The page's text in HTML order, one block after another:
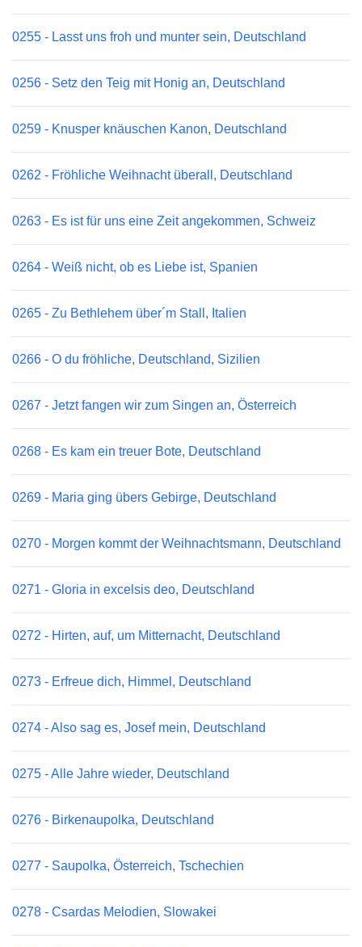
0255 - Lasst uns froh und munter sein, Deutschland
0256 - Setz den Teig mit Honig an, Deutschland
0259 - Knusper knäuschen Kanon, Deutschland
0262 - Fröhliche Weihnacht überall, Deutschland
0263 - Es ist für uns eine Zeit angekommen, Schweiz
0264 - Weiß nicht, ob es Liebe ist, Spanien
0265 - Zu Bethlehem über´m Stall, Italien
0266 - O du fröhliche, Deutschland, Sizilien
0267 - Jetzt fangen wir zum Singen an, Österreich
0268 - Es kam ein treuer Bote, Deutschland
0269 - Maria ging übers Gebirge, Deutschland
0270 - Morgen kommt der Weihnachtsmann, Deutschland
0271 - Gloria in excelsis deo, Deutschland
0272 - Hirten, auf, um Mitternacht, Deutschland
0273 - Erfreue dich, Himmel, Deutschland
0274 - Also sag es, Josef mein, Deutschland
0275 - Alle Jahre wieder, Deutschland
0276 - Birkenaupolka, Deutschland
0277 - Saupolka, Österreich, Tschechien
0278 - Csardas Melodien, Slowakei